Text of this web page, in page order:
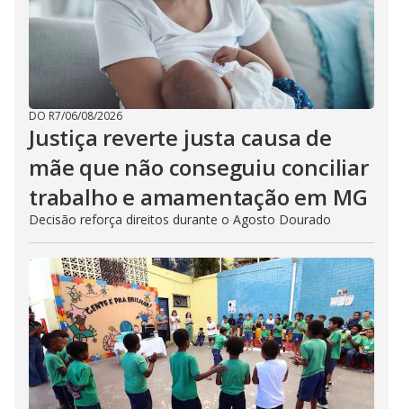
DO R7/06/08/2026
Justiça reverte justa causa de
mãe que não conseguiu conciliar
trabalho e amamentação em MG
Decisão reforça direitos durante o Agosto Dourado